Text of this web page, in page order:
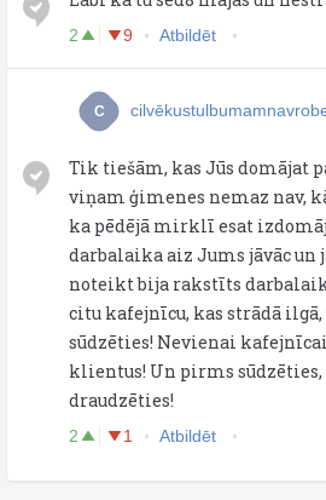
2 9 Atbildēt
C
Tik tiešām, kas Jūs domājat
viņam ģimenes nemaz nav,
ka pēdējā mirklī esat
darbalaika aiz Jums jāvāc un
noteikt bija rakstīts
citu kafejnīcu, kas strādā
sūdzēties! Nevienai
klientus! Un pirms sūdzēties,
draudzēties!
2 1 Atbildēt